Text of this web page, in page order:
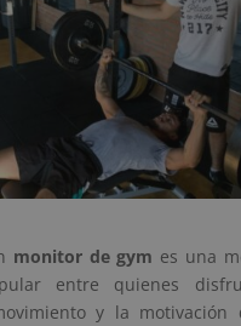
monitor de gym es una
entre quienes
y la motivación